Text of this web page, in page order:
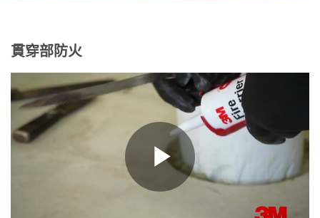
貫穿部防火
Play